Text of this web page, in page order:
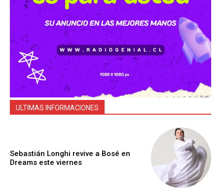
ULTIMAS INFORMACIONES
Sebastián Longhi revive a Bosé en
Dreams este viernes